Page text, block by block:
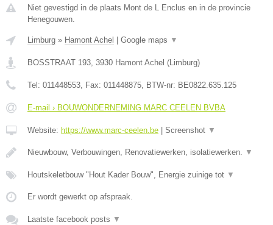
Niet gevestigd in de plaats Mont de L Enclus en in de provincie
Henegouwen.
Limburg » Hamont Achel Google maps ▼
BOSSTRAAT 193, 3930 Hamont Achel (Limburg)
Tel: 011448553, Fax: 011448875, BTW-nr: BE0822.635.125
E-mail › BOUWONDERNEMING MARC CEELEN BVBA
Website: https://www.marc-ceelen.be Screenshot ▼
Nieuwbouw, Verbouwingen, Renovatiewerken, isolatiewerken. ▼
Houtskeletbouw "Hout Kader Bouw", Energie zuinige tot ▼
Er wordt gewerkt op afspraak.
Laatste facebook posts ▼